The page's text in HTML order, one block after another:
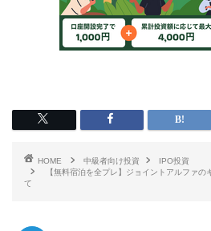
HOME 中級者向け投資
IPO投資
【無料宿泊を全プレ】ジョイントアルファ
て